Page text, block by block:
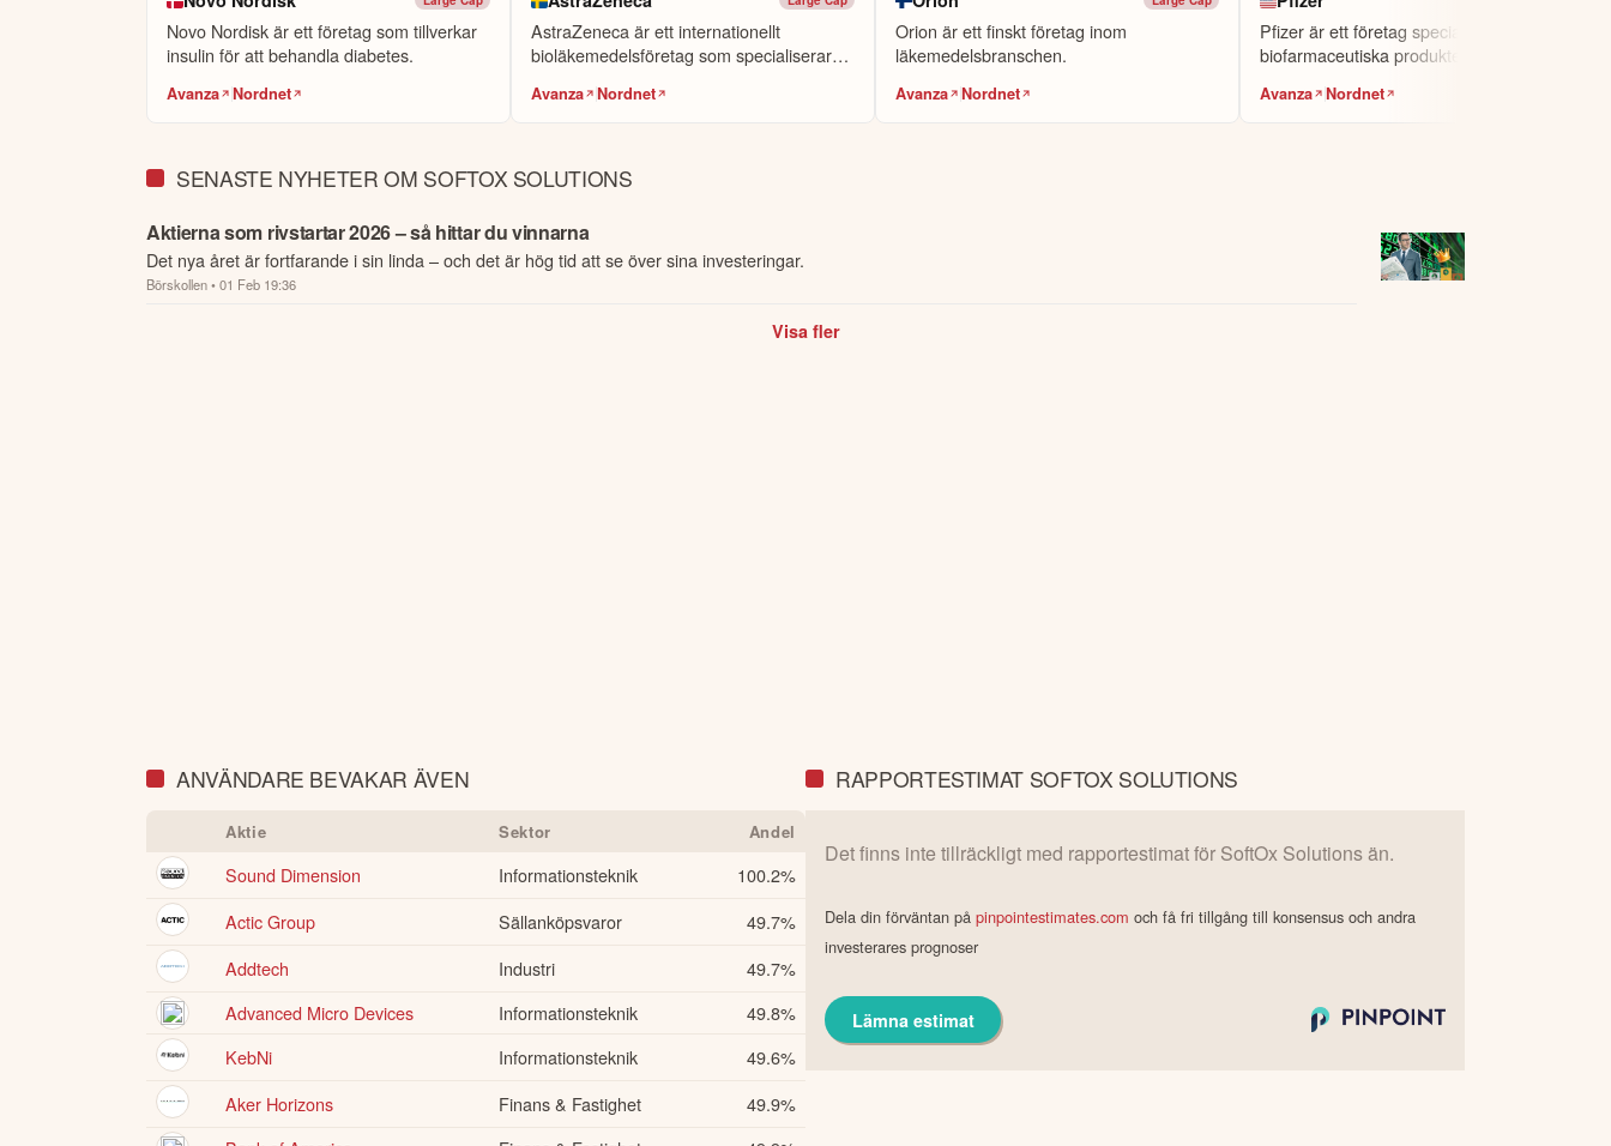
ÖPPNA KONTO KOPIERA TOPPINVESTERARE
eToro är en investeringsplattform för flera tillgångsslag. Värdet på dina investeringar kan gå upp eller ner. Du riskerar ditt kapital.
Novo Nordisk är ett företag som tillverkar
insulin för att behandla diabetes.
Avanza Nordnet
AstraZeneca är ett internationellt
bioläkemedelsföretag som specialiserar
Avanza Nordnet
Orion är ett finskt företag inom
läkemedelsbranschen.
Avanza Nordnet
Pfizer är ett företag specialiserat på
biofarmaceutiska produkter.
Avanza Nordnet
SENASTE NYHETER OM SOFTOX SOLUTIONS
Aktierna som rivstartar 2026 – så hittar du vinnarna
Det nya året är fortfarande i sin linda – och det är hög tid att se över sina investeringar.
Börskollen• 01 Feb 19:36
Visa fler
ANVÄNDARE BEVAKAR ÄVEN
Aktie Sektor Andel
Sound Dimension Informationsteknik 100.2%
Actic Group
Sällanköpsvaror 49.7%
Addtech
Industri 49.7%
Advanced Micro Devices
Informationsteknik 49.8%
KebNi
Informationsteknik 49.6%
Aker Horizons
Finans & Fastighet 49.9%
RAPPORTESTIMAT SOFTOX SOLUTIONS
Det finns inte tillräckligt med rapportestimat för SoftOx Solutionsän.
Dela din förväntan på pinpointestimates.com och få fri tillgång till konsensus och andra
investerares prognoser
Lämna estimat